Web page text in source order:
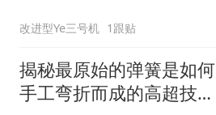
改进型Ye三号机 1跟贴
揭秘最原始的弹簧是如何
手工弯折而成的高超技